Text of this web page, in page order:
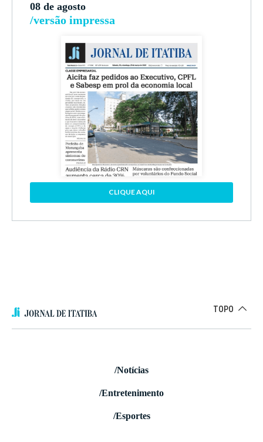
08 de agosto
/versão impressa
CLIQUE AQUI
TOPO
/Notícias
/Entretenimento
/Esportes